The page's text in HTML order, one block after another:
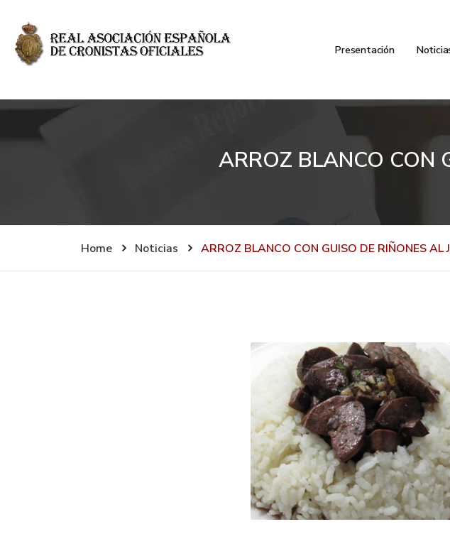
Presentación
ARROZ BLANCO CON
Home Noticias ARROZ BLANCO CON GUISO DE RIÑONES AL